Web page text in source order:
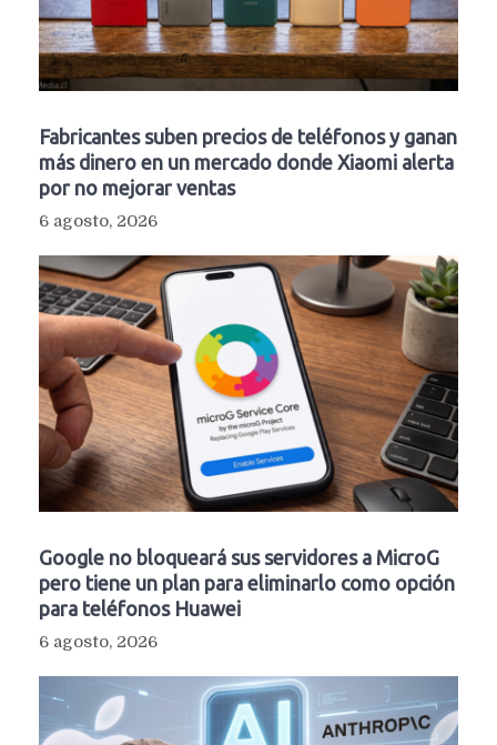
Fabricantes suben precios de teléfonos y ganan
más dinero en un mercado donde Xiaomi alerta
por no mejorar ventas
6 agosto, 2026
Google no bloqueará sus servidores a MicroG
pero tiene un plan para eliminarlo como opción
para teléfonos Huawei
6 agosto, 2026